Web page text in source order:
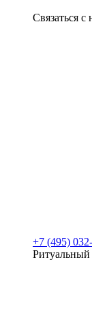
Связаться с
+7 (495)
Ритуальный